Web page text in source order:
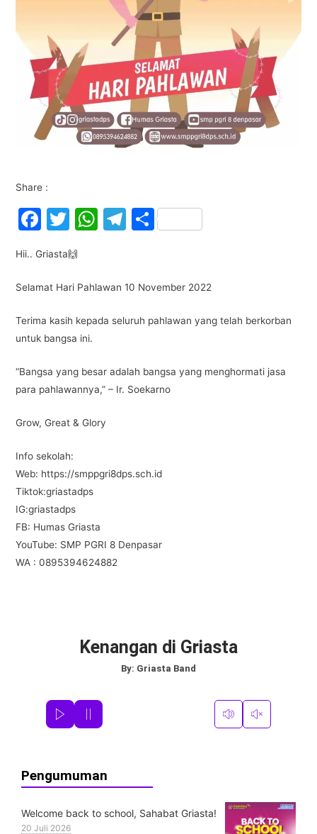
Share :
F
c
e
b
o
k
T
itt
er
W
s
A
p
T
gr
m
S
e
Hii.. Griasta🙌
Selamat Hari Pahlawan 10 November 2022
Terima kasih kepada seluruh pahlawan yang telah berkorban
untuk bangsa ini.
“Bangsa yang besar adalah bangsa yang menghormati jasa
para pahlawannya,” – Ir. Soekarno
Grow, Great & Glory
Info sekolah:
Web: https://smppgri8dps.sch.id
Tiktok:griastadps
IG:griastadps
FB: Humas Griasta
YouTube: SMP PGRI 8 Denpasar
WA : 0895394624882
Kenangan di Griasta
By: Griasta Band
Pengumuman
Welcome back to school, Sahabat Griasta!
20 Juli 2026